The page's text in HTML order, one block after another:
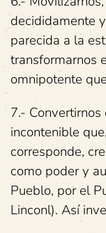
decididamente
parecida a la
transformarnos
omnipotente
7.-
incontenible
corresponde,
como poder y
Pueblo, por el
Linconl). Así